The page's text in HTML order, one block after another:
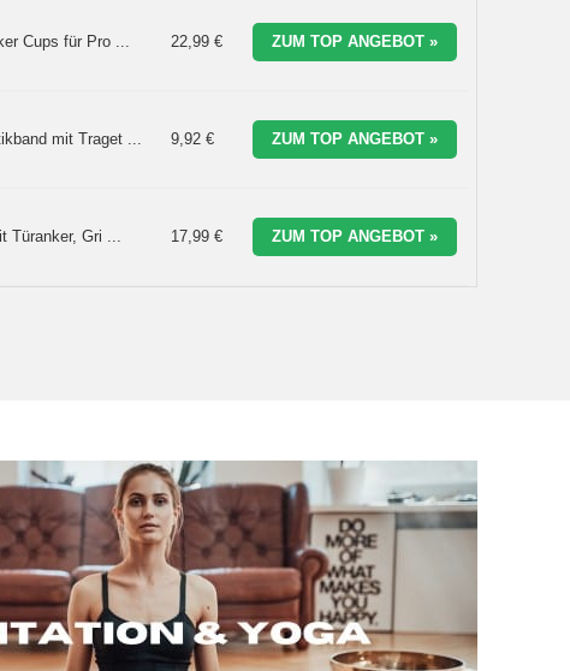
Cups für Pro ... 22,99 € ZUM TOP ANGEBOT »
mit Traget ... 9,92 € ZUM TOP ANGEBOT »
Gri ... 17,99 € ZUM TOP ANGEBOT »